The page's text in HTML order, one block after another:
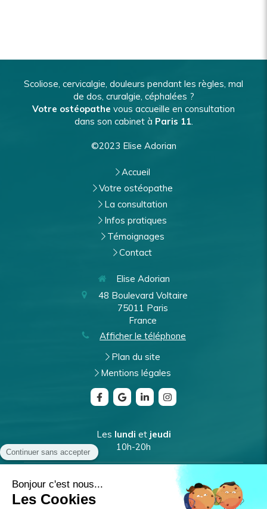
Scoliose, cervicalgie, douleurs pendant les règles, mal
de dos, cruralgie, céphalées ?
Votre ostéopathe vous accueille en consultation
dans son cabinet à Paris 11.
©2023 Elise Adorian
Accueil
Votre ostéopathe
La consultation
Infos pratiques
Témoignages
Contact
Elise Adorian
48 Boulevard Voltaire
75011 Paris
France
Afficher le téléphone
Plan du site
Mentions légales
Les lundi et jeudi
10h-20h
vendredi